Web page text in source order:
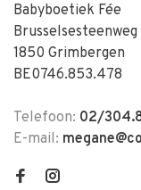
Babyboetiek Fée
Brusselsesteenweg
1850 Grimbergen
BE0746.853.478
Telefoon: 02/
E-mail: